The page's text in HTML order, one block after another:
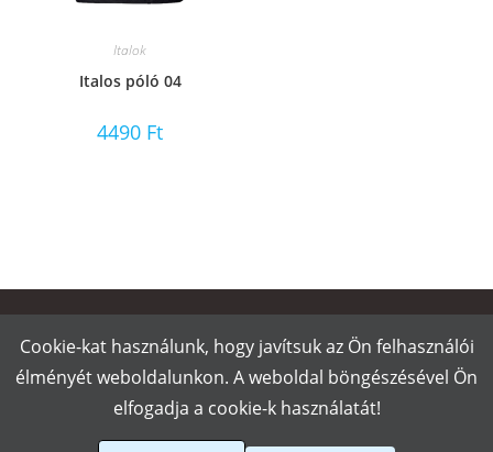
Italok
Italos póló 04
4490 Ft
Elérhetőségeink egyikén keress minket
Cookie-kat használunk, hogy javítsuk az Ön felhasználói
élményét weboldalunkon. A weboldal böngészésével Ön
elfogadja a cookie-k használatát!